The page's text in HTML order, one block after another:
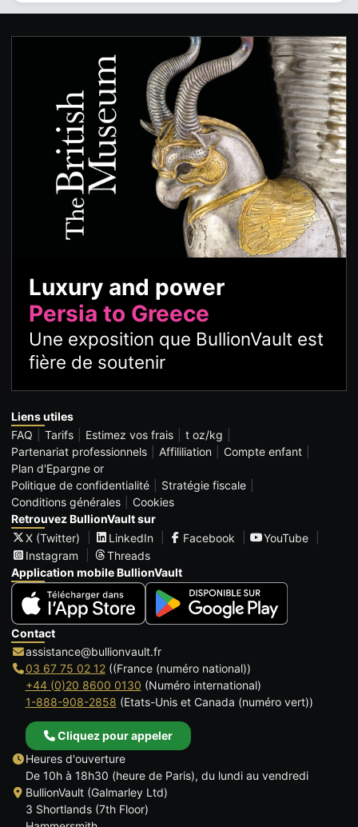
Luxury and power
Persia to Greece
Une exposition que BullionVault est
fière de soutenir
Liens utiles
FAQ
Tarifs Estimez vos frais
t oz/kg
Partenariat professionnels
Affililiation
Compte enfant
Plan d'Epargne or
Politique de confidentialité
Stratégie fiscale
Conditions générales
Cookies
Retrouvez BullionVault sur
X (Twitter)
LinkedIn Facebook
YouTube
Instagram
Threads
Application mobile BullionVault
Contact
assistance@bullionvault.fr
03 67 75 02 12((France (numéro national))
+44 (0)20 8600 0130 (Numéro international)
1-888-908-2858 (Etats-Unis et Canada (numéro vert))
Cliquez pour appeler
Heures d'ouverture
De 10h à 18h30 (heure de Paris), du lundi au vendredi
BullionVault (Galmarley Ltd)
3 Shortlands (7th Floor)